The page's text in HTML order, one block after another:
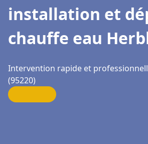
installation et
chauffe eau
Intervention rapide et
(95220)